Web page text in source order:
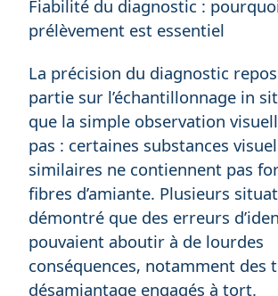
Fiabilité du diagnostic :
prélèvement est essentiel
La précision du diagnostic
partie sur l’échantillonnage in
que la simple observation
pas : certaines substances
similaires ne contiennent pas
fibres d’amiante. Plusieurs
démontré que des erreurs
pouvaient aboutir à de lourdes
conséquences, notamment des
désamiantage engagés à tort.